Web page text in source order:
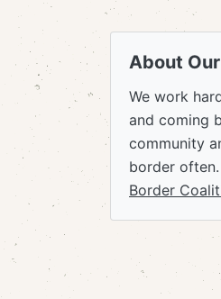
About
We work
and coming
community
border
Border